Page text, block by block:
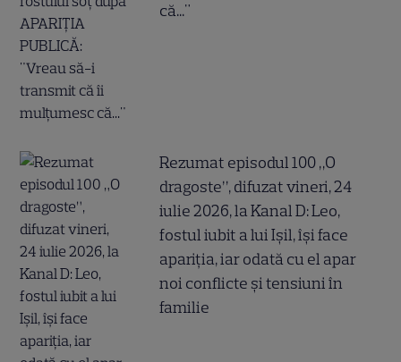
că..."
Rezumat episodul 100 „O
dragoste”, difuzat vineri, 24
iulie 2026, la Kanal D: Leo,
fostul iubit a lui Ișil, își face
apariția, iar odată cu el apar
noi conflicte și tensiuni în
familie